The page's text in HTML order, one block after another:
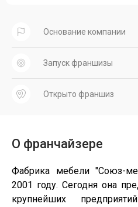
Основание компании
Запуск франшизы
Открыто франшиз
О франчайзере
Фабрика мебели "Союз-
2001 году. Сегодня она
крупнейших